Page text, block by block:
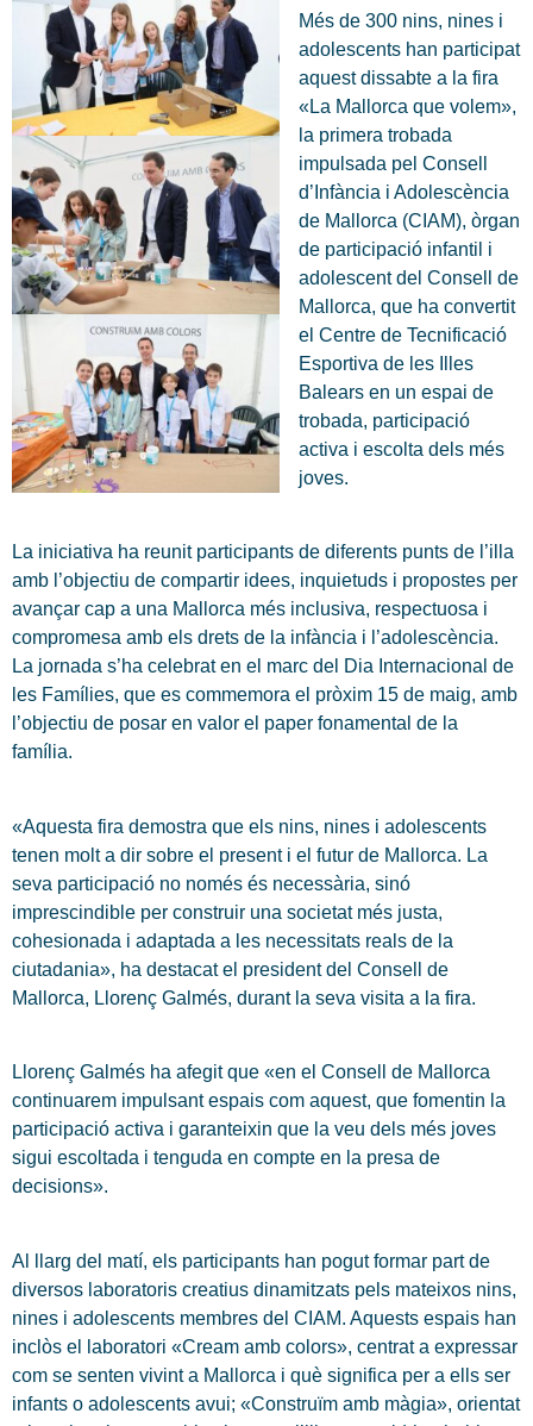
Més de 300 nins, nines i
adolescents han participat
aquest dissabte a la fira
«La Mallorca que volem»,
la primera trobada
impulsada pel Consell
d’Infància i Adolescència
de Mallorca (CIAM), òrgan
de participació infantil i
adolescent del Consell de
Mallorca, que ha convertit
el Centre de Tecnificació
Esportiva de les Illes
Balears en un espai de
trobada, participació
activa i escolta dels més
joves.
La iniciativa ha reunit participants de diferents punts de l’illa
amb l’objectiu de compartir idees, inquietuds i propostes per
avançar cap a una Mallorca més inclusiva, respectuosa i
compromesa amb els drets de la infància i l’adolescència.
La jornada s’ha celebrat en el marc del Dia Internacional de
les Famílies, que es commemora el pròxim 15 de maig, amb
l’objectiu de posar en valor el paper fonamental de la
família.
«Aquesta fira demostra que els nins, nines i adolescents
tenen molt a dir sobre el present i el futur de Mallorca. La
seva participació no només és necessària, sinó
imprescindible per construir una societat més justa,
cohesionada i adaptada a les necessitats reals de la
ciutadania», ha destacat el president del Consell de
Mallorca, Llorenç Galmés, durant la seva visita a la fira.
Llorenç Galmés ha afegit que «en el Consell de Mallorca
continuarem impulsant espais com aquest, que fomentin la
participació activa i garanteixin que la veu dels més joves
sigui escoltada i tenguda en compte en la presa de
decisions».
Al llarg del matí, els participants han pogut formar part de
diversos laboratoris creatius dinamitzats pels mateixos nins,
nines i adolescents membres del CIAM. Aquests espais han
inclòs el laboratori «Cream amb colors», centrat a expressar
com se senten vivint a Mallorca i què significa per a ells ser
infants o adolescents avui; «Construïm amb màgia», orientat